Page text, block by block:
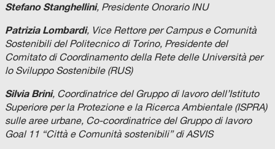
Stefano Stanghellini, Presidente Onorario INU
Patrizia Lombardi, Vice Rettore per Campus e Comunità
Sostenibili del Politecnico di Torino, Presidente del
Comitato di Coordinamento della Rete delle Università per
lo Sviluppo Sostenibile (RUS)
Silvia Brini, Coordinatrice del Gruppo di lavoro dell’Istituto
Superiore per la Protezione e la Ricerca Ambientale (ISPRA)
sulle aree urbane, Co-coordinatrice del Gruppo di lavoro
Goal 11 “Città e Comunità sostenibili” di ASVIS